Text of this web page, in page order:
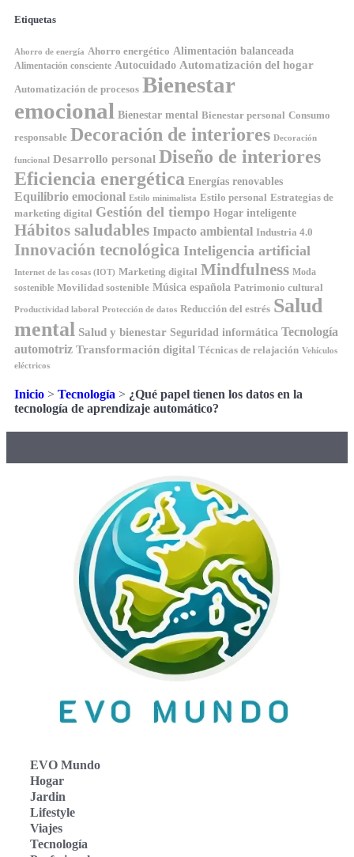
Etiquetas
Ahorro de energía Ahorro energético Alimentación balanceada
Alimentación consciente Autocuidado Automatización del hogar
Automatización de procesos Bienestar
emocional Bienestar mental Bienestar personal Consumo
responsable Decoración de interiores Decoración
funcional Desarrollo personal Diseño de interiores
Eficiencia energética Energías renovables
Equilibrio emocional Estilo minimalista Estilo personal Estrategias de
marketing digital Gestión del tiempo Hogar inteligente
Hábitos saludables Impacto ambiental Industria 4.0
Innovación tecnológica Inteligencia artificial
Internet de las cosas (IOT) Marketing digital Mindfulness Moda
sostenible Movilidad sostenible Música española Patrimonio cultural
Productividad laboral Protección de datos Reducción del estrés Salud
mental Salud y bienestar Seguridad informática Tecnología
automotriz Transformación digital Técnicas de relajación Vehículos
eléctricos
Inicio > Tecnología > ¿Qué papel tienen los datos en la
tecnología de aprendizaje automático?
EVO Mundo
Hogar
Jardin
Lifestyle
Viajes
Tecnología